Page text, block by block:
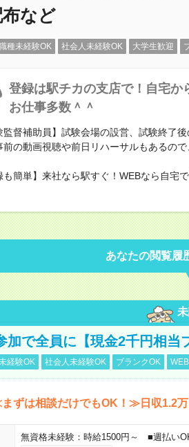
など
種未経験OK 社会人未経験OK 大学生歓迎
登録は駅チカの支店で！自宅
お仕事多数＾＾
監督補助員】試験会場の設営、試験終了
前の動画視聴や前日リハーサルもあるの
も簡単】来社なら駅すぐ！WEBなら自宅
あなたの閲覧履
加で全員に【現金2千円相当
経験OK 社会人未経験OK ブランクOK
ずは相談だけでもOK！≫日収1.2万
無資格未経験：時給1500円～ ■週払い